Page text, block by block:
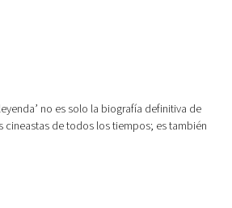
no es solo la biografía definitiva de
cineastas de todos los tiempos; es también